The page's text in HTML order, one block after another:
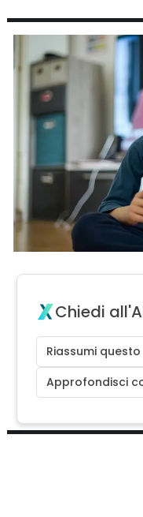
Chiedi
Riassumi
Approfondisci